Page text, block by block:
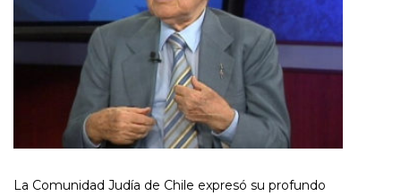
La Comunidad Judía de Chile expresó su profundo